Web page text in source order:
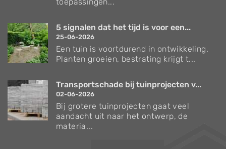
5 signalen dat het tijd is voor een...
25-06-2026
Een tuin is voortdurend in ontwikkeling.
Planten groeien, bestrating krijgt t...
Transportschade bij tuinprojecten v...
02-06-2026
Bij grotere tuinprojecten gaat veel
aandacht uit naar het ontwerp, de
materia...